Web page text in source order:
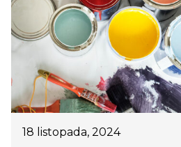
18 listopada, 2024